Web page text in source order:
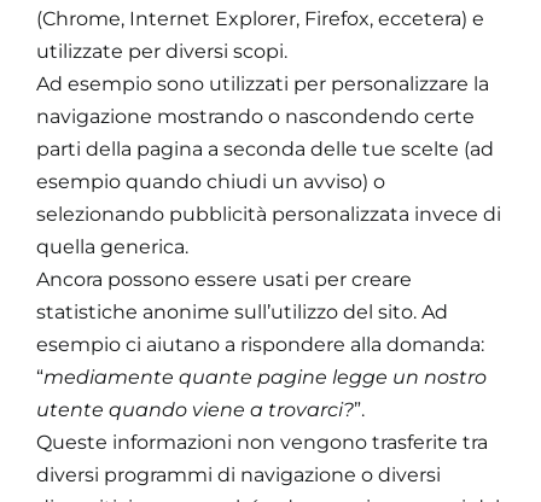
(Chrome, Internet Explorer, Firefox, eccetera) e
utilizzate per diversi scopi.
Ad esempio sono utilizzati per personalizzare la
navigazione mostrando o nascondendo certe
parti della pagina a seconda delle tue scelte (ad
esempio quando chiudi un avviso) o
selezionando pubblicità personalizzata invece di
quella generica.
Ancora possono essere usati per creare
statistiche anonime sull’utilizzo del sito. Ad
esempio ci aiutano a rispondere alla domanda:
“mediamente quante pagine legge un nostro
utente quando viene a trovarci?”.
Queste informazioni non vengono trasferite tra
diversi programmi di navigazione o diversi